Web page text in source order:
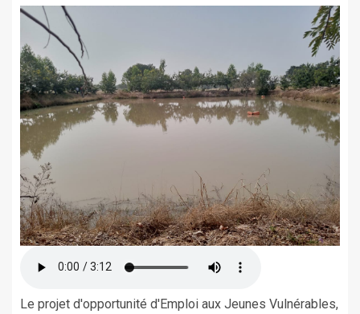
Le projet d'opportunité d'Emploi aux Jeunes Vulnérables,